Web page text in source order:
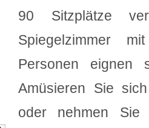
90 Sitzplätze
Spiegelzimmer
Personen eignen
Amüsieren Sie
oder nehmen